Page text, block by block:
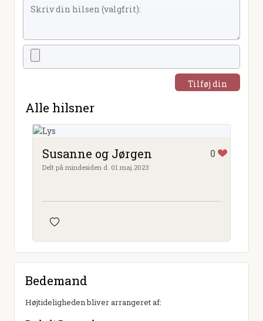
Tilføj din
Alle hilsner
Susanne og Jørgen 0
Delt på mindesiden d. 01.maj.2023
Bedemand
Højtideligheden bliver arrangeret af: